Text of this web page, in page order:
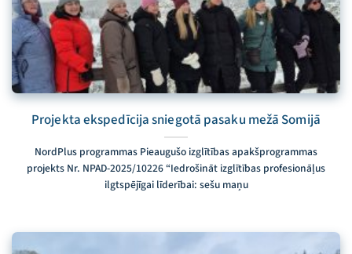
Projekta ekspedīcija sniegotā pasaku mežā Somijā
NordPlus programmas Pieaugušo izglītības apakšprogrammas
projekts Nr. NPAD-2025/10226 “Iedrošināt izglītības profesionāļus
ilgtspējīgai līderībai: sešu maņu